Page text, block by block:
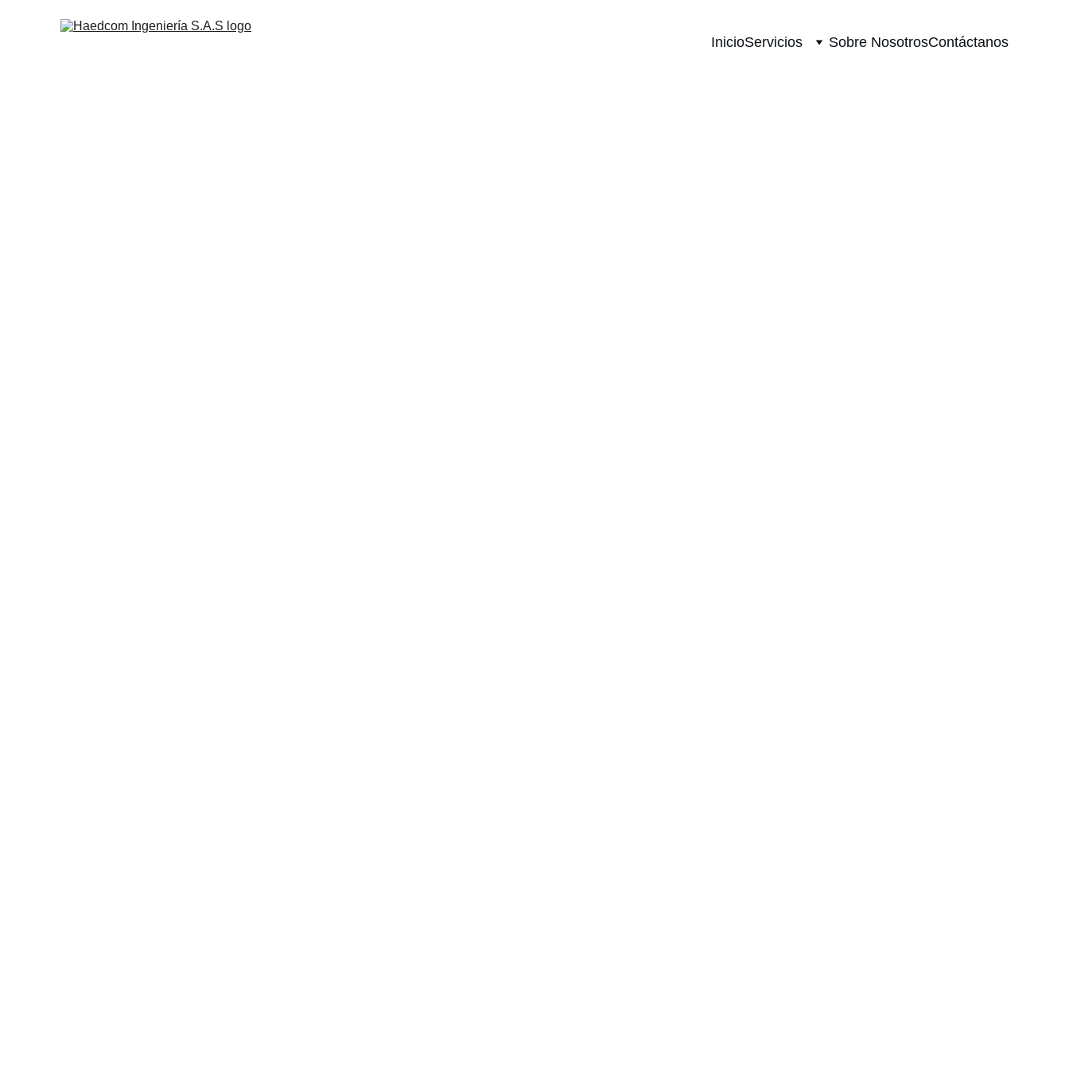
InicioServicios Sobre NosotrosContáctanos